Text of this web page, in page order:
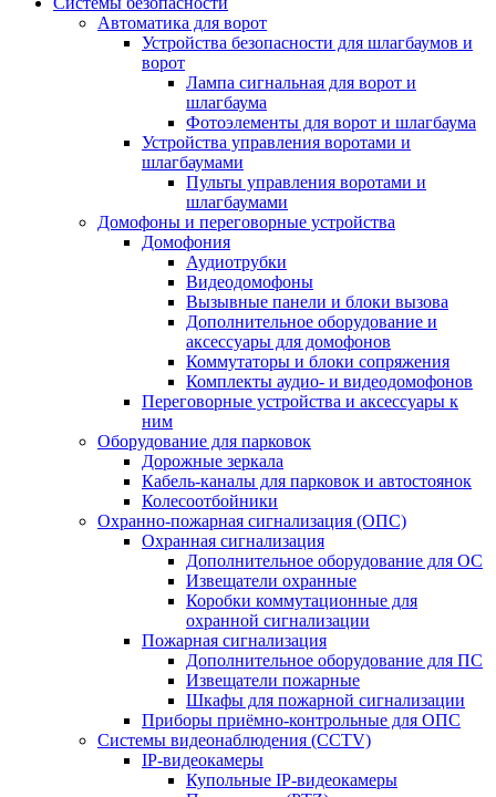
Автоматика для ворот
Устройства безопасности для шлагбаумов и
ворот
Лампа сигнальная для ворот и
шлагбаума
Фотоэлементы для ворот и шлагбаума
Устройства управления воротами и
шлагбаумами
Пульты управления воротами и
шлагбаумами
Домофоны и переговорные устройства
Домофония
Аудиотрубки
Видеодомофоны
Вызывные панели и блоки вызова
Дополнительное оборудование и
аксессуары для домофонов
Коммутаторы и блоки сопряжения
Комплекты аудио- и видеодомофонов
Переговорные устройства и аксессуары к
ним
Оборудование для парковок
Дорожные зеркала
Кабель-каналы для парковок и автостоянок
Колесоотбойники
Охранно-пожарная сигнализация (ОПС)
Охранная сигнализация
Дополнительное оборудование для ОС
Извещатели охранные
Коробки коммутационные для
охранной сигнализации
Пожарная сигнализация
Дополнительное оборудование для ПС
Извещатели пожарные
Шкафы для пожарной сигнализации
Приборы приёмно-контрольные для ОПС
Системы видеонаблюдения (CCTV)
IP-видеокамеры
Купольные IP-видеокамеры